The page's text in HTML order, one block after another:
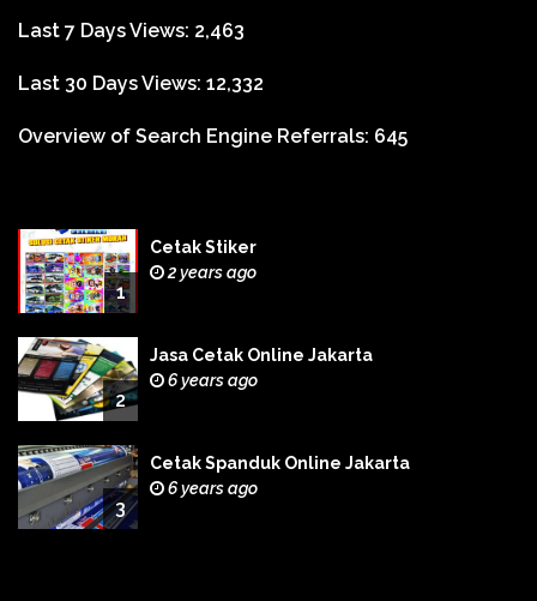
Last 7 Days Views: 2,463
Last 30 Days Views: 12,332
Overview of Search Engine Referrals: 645
1
Cetak Stiker
2 years ago
2
Jasa Cetak Online Jakarta
6 years ago
3
Cetak Spanduk Online Jakarta
6 years ago